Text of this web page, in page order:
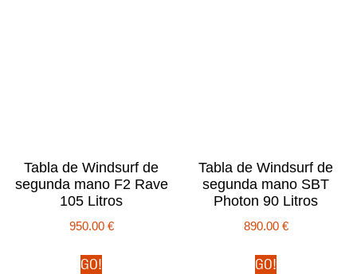
Tabla de Windsurf de
segunda mano F2 Rave
105 Litros
950.00 €
GO!
Tabla de Windsurf de
segunda mano SBT
Photon 90 Litros
890.00 €
GO!